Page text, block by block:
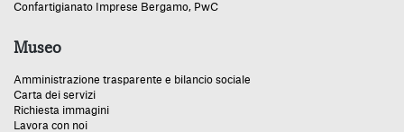
Confartigianato Imprese Bergamo, PwC
Museo
Amministrazione trasparente e bilancio sociale
Carta dei servizi
Richiesta immagini
Lavora con noi